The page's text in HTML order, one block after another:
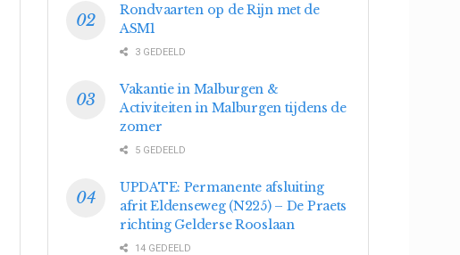
Rondvaarten op de Rijn met de
ASM1
3 GEDEELD
Vakantie in Malburgen &
Activiteiten in Malburgen tijdens de
zomer
5 GEDEELD
UPDATE: Permanente afsluiting
afrit Eldenseweg (N225) – De Praets
richting Gelderse Rooslaan
14 GEDEELD